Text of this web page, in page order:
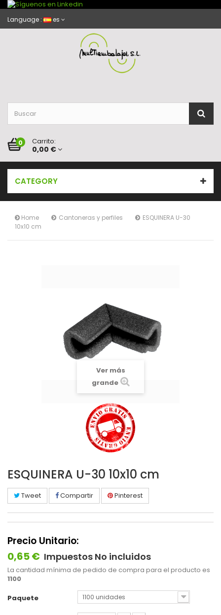
Language : es
0 Carrito:
0,00 €
CATEGORY
Home Cantoneras y perfiles
ESQUINERA U-30
10x10 cm
Ver más
grande
ESQUINERA U-30 10x10 cm
Tweet Compartir Pinterest
Precio Unitario:
0,65 € Impuestos No incluidos
La cantidad mínima de pedido de compra para el producto es
1100
Paquete 1100 unidades